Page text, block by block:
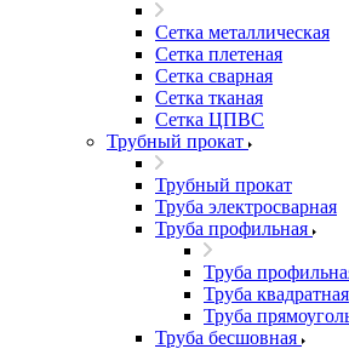
Сетка металлическая
Сетка плетеная
Сетка сварная
Сетка тканая
Сетка ЦПВС
Трубный прокат
Трубный прокат
Труба электросварная
Труба профильная
Труба
Труба квадратная
Труба
Труба бесшовная